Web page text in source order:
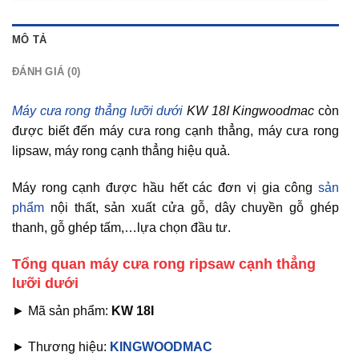
MÔ TẢ
ĐÁNH GIÁ (0)
Máy cưa rong thẳng lưỡi dưới KW 18I Kingwoodmac còn
được biết đến máy cưa rong cạnh thẳng, máy cưa rong
lipsaw, máy rong cạnh thẳng hiệu quả.
Máy rong cạnh được hầu hết các đơn vị gia công sản
phẩm nội thất, sản xuất cửa gỗ, dây chuyền gỗ ghép
thanh, gỗ ghép tấm,…lựa chọn đầu tư.
Tổng quan máy cưa rong ripsaw cạnh thẳng
lưỡi dưới
► Mã sản phẩm: KW 18I
► Thương hiệu: KINGWOODMAC